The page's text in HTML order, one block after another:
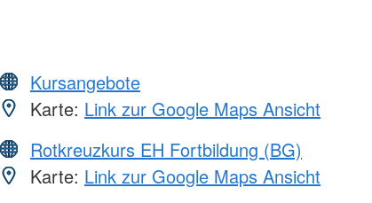
Kursangebote
Karte: Link zur Google Maps Ansicht
Rotkreuzkurs EH Fortbildung (BG)
Karte: Link zur Google Maps Ansicht